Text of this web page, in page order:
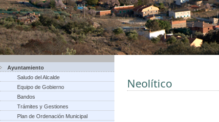
Ayuntamiento
Saludo del Alcalde
Equipo de Gobierno
Bandos
Trámites y Gestiones
Plan de Ordenación Municipal
Neolítico